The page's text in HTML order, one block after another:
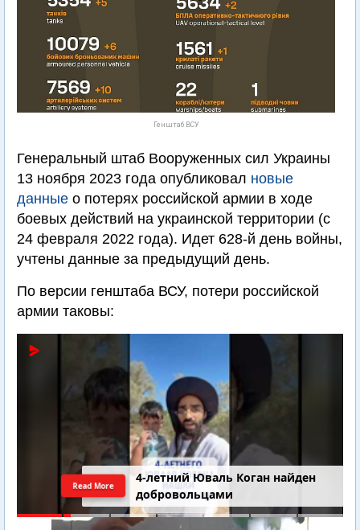
Генштаб ВСУ
Генеральный штаб Вооруженных сил Украины
13 ноября 2023 года опубликовал новые
данные о потерях российской армии в ходе
боевых действий на украинской территории (с
24 февраля 2022 года). Идет 628-й день войны,
учтены данные за предыдущий день.
По версии генштаба ВСУ, потери российской
армии таковы:
4-летний Юваль Коган найден
добровольцами
Read More